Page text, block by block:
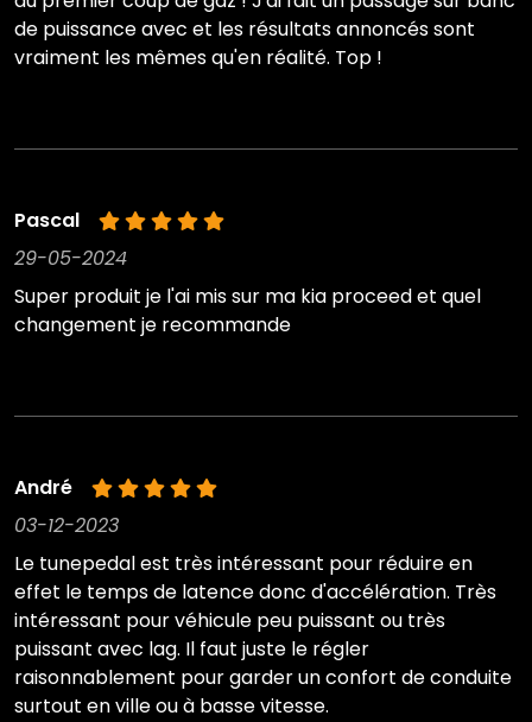
de puissance avec et les résultats annoncés sont
vraiment les mêmes qu'en réalité. Top !
Pascal
29-05-2024
Super produit je l'ai mis sur ma kia proceed et quel
changement je recommande
André
03-12-2023
Le tunepedal est très intéressant pour réduire en
effet le temps de latence donc d'accélération. Très
intéressant pour véhicule peu puissant ou très
puissant avec lag. Il faut juste le régler
raisonnablement pour garder un confort de conduite
surtout en ville ou à basse vitesse.